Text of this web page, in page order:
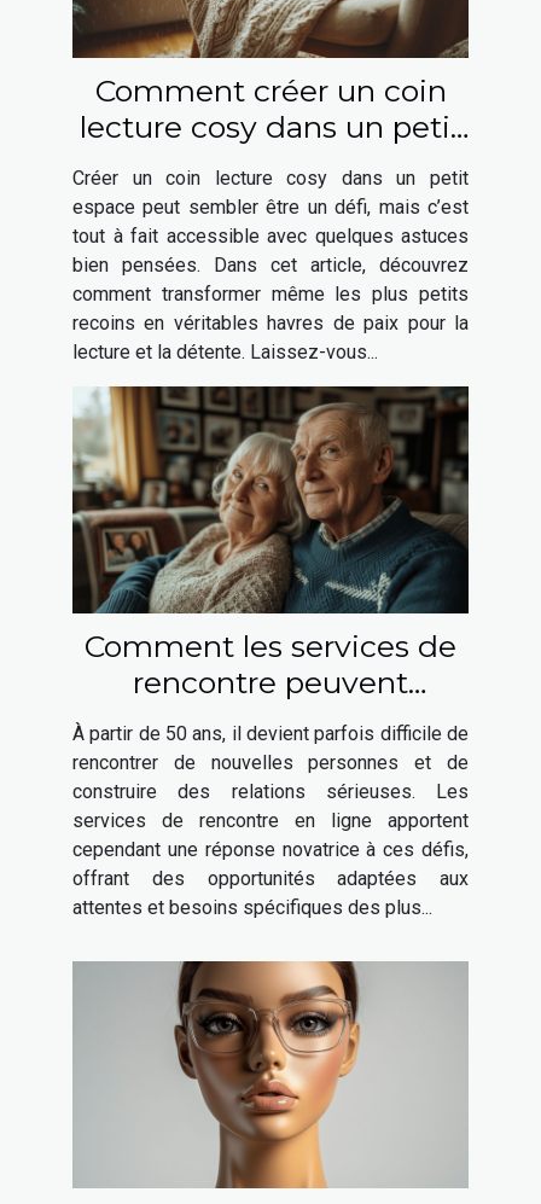
Comment créer un coin
lecture cosy dans un petit
espace
Créer un coin lecture cosy dans un petit
espace peut sembler être un défi, mais c’est
tout à fait accessible avec quelques astuces
bien pensées. Dans cet article, découvrez
comment transformer même les plus petits
recoins en véritables havres de paix pour la
lecture et la détente. Laissez-vous...
Comment les services de
rencontre peuvent
favoriser les relations
sérieuses après 50 ans
À partir de 50 ans, il devient parfois difficile de
rencontrer de nouvelles personnes et de
construire des relations sérieuses. Les
services de rencontre en ligne apportent
cependant une réponse novatrice à ces défis,
offrant des opportunités adaptées aux
attentes et besoins spécifiques des plus...